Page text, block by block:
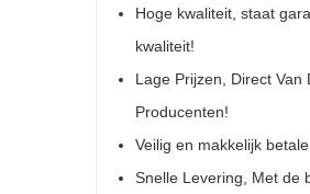
Hoge kwaliteit, staat
kwaliteit!
Lage Prijzen, Direct Van
Producenten!
Veilig en makkelijk
Snelle Levering, Met de